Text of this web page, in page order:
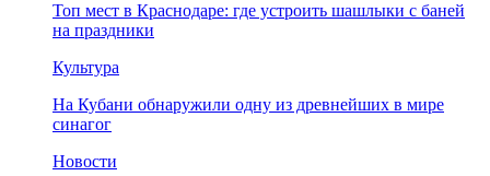
Топ мест в Краснодаре: где устроить шашлыки с баней
на праздники
Культура
На Кубани обнаружили одну из древнейших в мире
синагог
Новости